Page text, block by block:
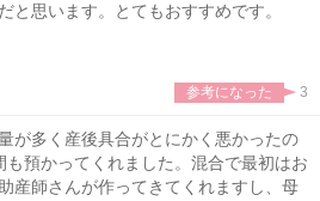
と思います。とてもおすすめです。
参考になった 3
が多く産後具合がとにかく悪かったの
預かってくれました。混合で最初はお
産師さんが作ってきてくれますし、母